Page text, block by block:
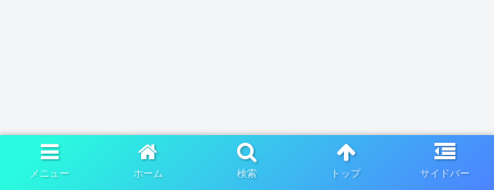
メニュー ホーム 検索 トップ サイドバー